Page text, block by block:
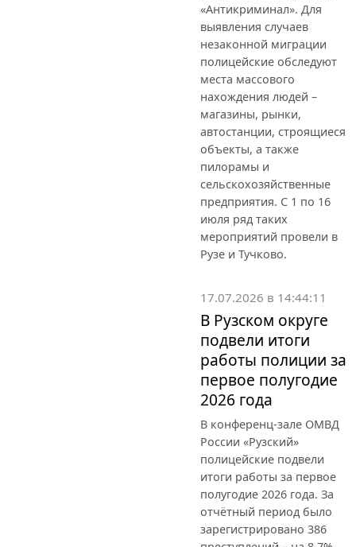
«Антикриминал». Для
выявления случаев
незаконной миграции
полицейские обследуют
места массового
нахождения людей –
магазины, рынки,
автостанции, строящиеся
объекты, а также
пилорамы и
сельскохозяйственные
предприятия. С 1 по 16
июля ряд таких
мероприятий провели в
Рузе и Тучково.
17.07.2026 в 14:44:11
В Рузском округе
подвели итоги
работы полиции за
первое полугодие
2026 года
В конференц-зале ОМВД
России «Рузский»
полицейские подвели
итоги работы за первое
полугодие 2026 года. За
отчётный период было
зарегистрировано 386